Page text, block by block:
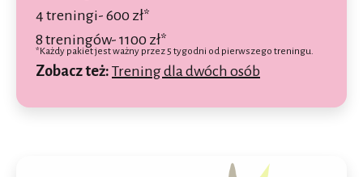
4 treningi- 600 zł*
8 treningów- 1100 zł*
*Każdy pakiet jest ważny przez 5 tygodni od pierwszego treningu.
Zobacz też: Trening dla dwóch osób